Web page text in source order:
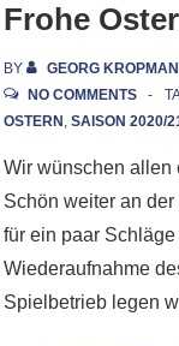
Frohe
BY GEORG
NO COMMENTS
OSTERN , SAISON 2020/
Wir wünschen allen
Schön weiter an
für ein paar
Wiederaufnahme
Spielbetrieb legen